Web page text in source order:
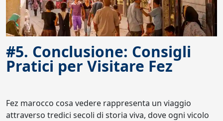
#5. Conclusione: Consigli
Pratici per Visitare Fez
Fez marocco cosa vedere rappresenta un viaggio
attraverso tredici secoli di storia viva, dove ogni vicolo